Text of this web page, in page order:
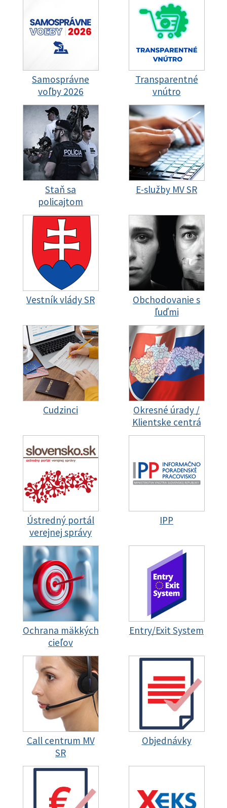
Samosprávne
voľby 2026
Transparentné
vnútro
Staň sa
policajtom
E-služby MV SR
Vestník vlády SR
Obchodovanie s
ľuďmi
Cudzinci
Okresné úrady /
Klientske centrá
Ústredný portál
verejnej správy
IPP
Ochrana mäkkých
cieľov
Entry/Exit System
Call centrum MV
SR
Objednávky